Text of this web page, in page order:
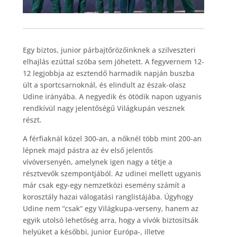
Egy biztos, junior párbajtőrözőinknek a szilveszteri
elhajlás ezúttal szóba sem jöhetett. A fegyvernem 12-
12 legjobbja az esztendő harmadik napján buszba
ült a sportcsarnoknál, és elindult az észak-olasz
Udine irányába. A negyedik és ötödik napon ugyanis
rendkívül nagy jelentőségű Világkupán vesznek
részt.
A férfiaknál közel 300-an, a nőknél több mint 200-an
lépnek majd pástra az év első jelentős
vívóversenyén, amelynek igen nagy a tétje a
résztvevők szempontjából. Az udinei mellett ugyanis
már csak egy-egy nemzetközi esemény számít a
korosztály hazai válogatási ranglistájába. Úgyhogy
Udine nem “csak” egy Világkupa-verseny, hanem az
egyik utolsó lehetőség arra, hogy a vívók biztosítsák
helyüket a későbbi, junior Európa-, illetve